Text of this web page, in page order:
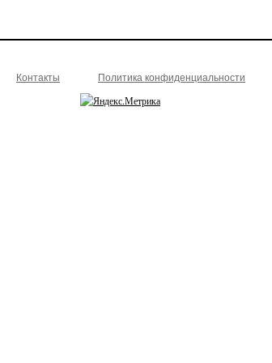
Контакты Политика конфиденциальности